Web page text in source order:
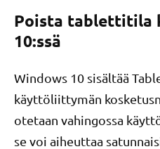
Poista tablettitila
10:ssä
Windows 10 sisältää
käyttöliittymän
otetaan vahingossa
se voi aiheuttaa